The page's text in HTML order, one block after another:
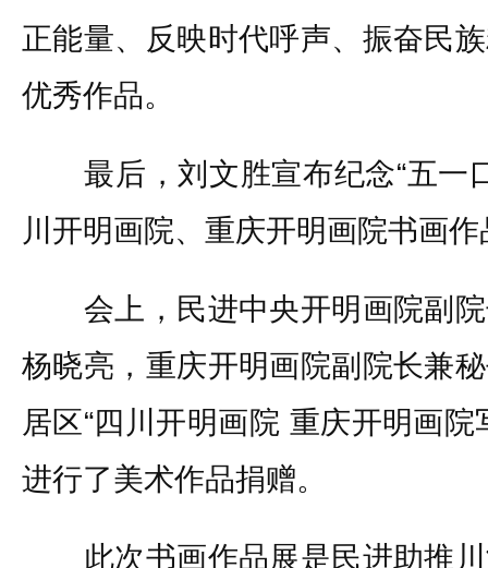
正能量、反映时代呼声、振奋民
优秀作品。
最后，刘文胜宣布纪念“五一
川开明画院、重庆开明画院书画
会上，民进中央开明画院副院
杨晓亮，重庆开明画院副院长兼
居区“四川开明画院 重庆开明画
进行了美术作品捐赠。
此次书画作品展是民进助推川